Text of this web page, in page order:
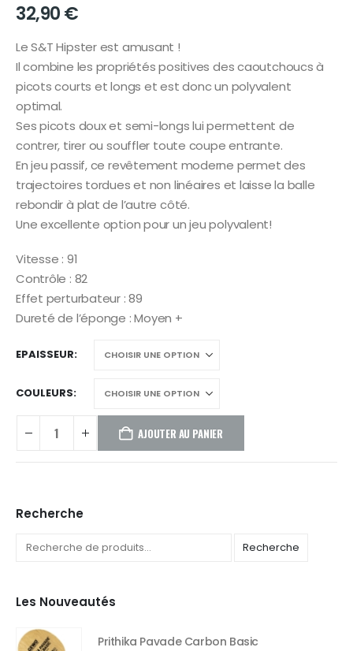
32,90€
Le S&T Hipster est amusant !
Il combine les propriétés positives des caoutchoucs à
picots courts et longs et est donc un polyvalent
optimal.
Ses picots doux et semi-longs lui permettent de
contrer, tirer ou souffler toute coupe entrante.
En jeu passif, ce revêtement moderne permet des
trajectoires tordues et non linéaires et laisse la balle
rebondir à plat de l’autre côté.
Une excellente option pour un jeu polyvalent!
Vitesse : 91
Contrôle : 82
Effet perturbateur : 89
Dureté de l’éponge : Moyen +
EPAISSEUR
COULEURS
AJOUTER AU PANIER
Recherche
Recherche
Les Nouveautés
Prithika Pavade Carbon Basic